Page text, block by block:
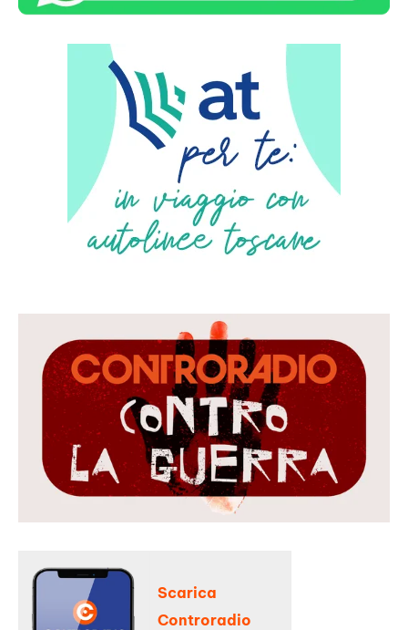
Scarica
Controradio